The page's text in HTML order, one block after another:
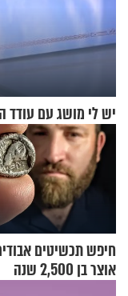
יש לי מושג עם עודד
חיפש תכשיטים
אוצר בן 2,500 שנה